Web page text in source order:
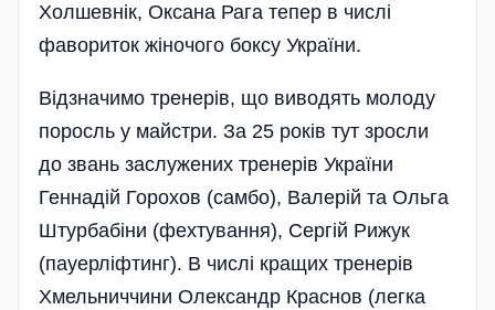
Холшевнік, Оксана Рага тепер в числі
фавориток жіночого боксу України.
Відзначимо тренерів, що виводять молоду
поросль у майстри. За 25 років тут зросли
до звань заслужених тренерів України
Геннадій Горохов (самбо), Валерій та Ольга
Штурбабіни (фехтування), Сергій Рижук
(пауерліфтинг). В числі кращих тренерів
Хмельниччини Олександр Краснов (легка